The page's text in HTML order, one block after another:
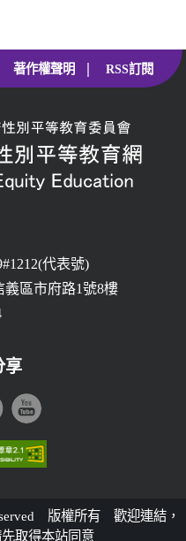
著作權聲明 | RSS訂閱
代表號)
義區市府路1號8樓
享
版權所有 歡迎連結，
取得本站同意